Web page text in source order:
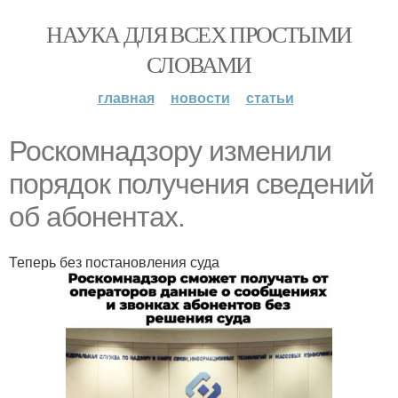
НАУКА ДЛЯ ВСЕХ ПРОСТЫМИ
СЛОВАМИ
главная новости статьи
Роскомнадзору изменили
порядок получения сведений
об абонентах.
Теперь без постановления суда